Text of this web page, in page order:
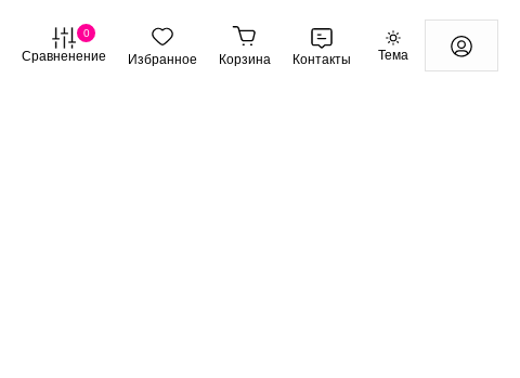
0
Сравненение Избранное Корзина Контакты Тема